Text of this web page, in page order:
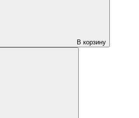
В корзину